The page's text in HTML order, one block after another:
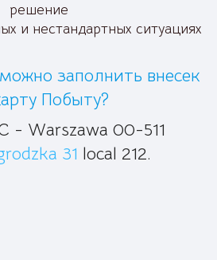
решение
и нестандартных ситуациях
заполнить внесек
Побыту?
- Warszawa 00-511
31 local 212.